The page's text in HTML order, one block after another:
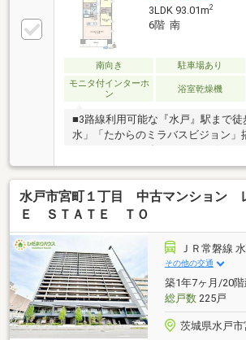
関にはシューズインクロゼットと
■コワーキングスペース・シミュレ
ど共用施設充実＝＝＝＝＝＝＝＝＝
イム上場企業［タカラレーベン
担う【タカラレーベンリアルネット
介）】レーベン・ネベルシリーズに
績の多い信頼のおけるスタッフが対
3LDK 93.01m2
6階 南
南向き 駐車場あり
モニタ付インターホ
ン
浴室乾燥機
■3路線利用可能な『水戸』駅まで
水」「たからのミラバスビジョン」
ケーションが弾む開放感と、複数人
動線の良さが魅力なアイランドキッ
ができるディスポーザー■各洋室に
ースなどが収納できるウォークイン
など共用施設充実＝＝＝＝＝＝＝＝
＝＝【タカラレーベンリアルネット
介）】レーベン・ネベルシリーズに
績の多い信頼のおけるスタッフが対
水戸市宮町１丁目 中古マンション
Ｅ ＳＴＡＴＥ ＴＯ
ＪＲ常磐線
その他の交通
築1年7ヶ月/20階
総戸数225戸
茨城県水戸市